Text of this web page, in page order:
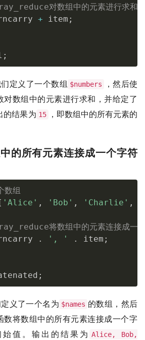
对数组中的元素进
+ item ;
;
定义了一个数组 $numbers
，然后使
对数组中的元素进行求和，并给定了
的结果为 15
，即数组中的所有元素的
的所有元素连接成一个字符
组
[ 'Alice' , 'Bob' , 'Charlie' ,
将数组中的元素连接
. ', ' . item ;
;
义了一个名为 $names 的数组，然后
数将数组中的所有元素连接成一个字
值。输出的结果为 Alice, Bob,